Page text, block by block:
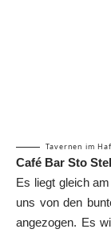
Tavernen im
Café Bar Sto
Es liegt gleich
uns von den
angezogen. Es